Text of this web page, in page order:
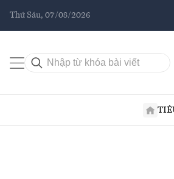
Thứ Sáu, 07/08/2026